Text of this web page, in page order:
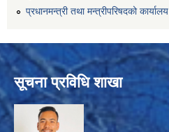
प्रधानमन्त्री तथा मन्त्रीपरिषदको कार्यालय
सूचना प्रविधि शाखा